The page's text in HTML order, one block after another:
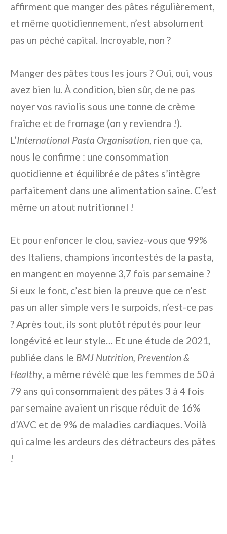
affirment que manger des pâtes régulièrement,
et même quotidiennement, n’est absolument
pas un péché capital. Incroyable, non ?
Manger des pâtes tous les jours ? Oui, oui, vous
avez bien lu. À condition, bien sûr, de ne pas
noyer vos raviolis sous une tonne de crème
fraîche et de fromage (on y reviendra !).
L’International Pasta Organisation, rien que ça,
nous le confirme : une consommation
quotidienne et équilibrée de pâtes s’intègre
parfaitement dans une alimentation saine. C’est
même un atout nutritionnel !
Et pour enfoncer le clou, saviez-vous que 99%
des Italiens, champions incontestés de la pasta,
en mangent en moyenne 3,7 fois par semaine ?
Si eux le font, c’est bien la preuve que ce n’est
pas un aller simple vers le surpoids, n’est-ce pas
? Après tout, ils sont plutôt réputés pour leur
longévité et leur style… Et une étude de 2021,
publiée dans le BMJ Nutrition, Prevention &
Healthy, a même révélé que les femmes de 50 à
79 ans qui consommaient des pâtes 3 à 4 fois
par semaine avaient un risque réduit de 16%
d’AVC et de 9% de maladies cardiaques. Voilà
qui calme les ardeurs des détracteurs des pâtes
!